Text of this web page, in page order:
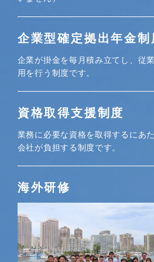
企業型確定拠出年金制
企業が掛金を毎月積み立てし、従
用を行う制度です。
資格取得支援制度
業務に必要な資格を取得するにあ
会社が負担する制度です。
海外研修